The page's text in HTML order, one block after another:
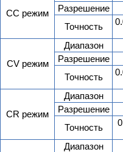
CC режим
Разрешение
Точность
CV режим
Диапазон
Разрешение
Точность
CR режим
Диапазон
Разрешение
Точность
Диапазон